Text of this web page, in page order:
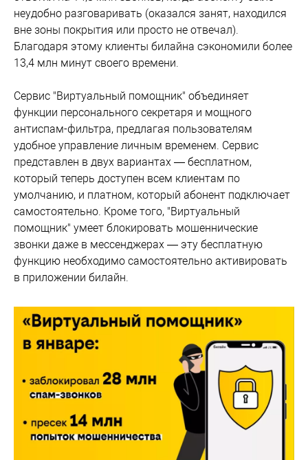
неудобно разговаривать (оказался занят, находился
вне зоны покрытия или просто не отвечал).
Благодаря этому клиенты билайна сэкономили более
13,4 млн минут своего времени.
Сервис "Виртуальный помощник" объединяет
функции персонального секретаря и мощного
антиспам-фильтра, предлагая пользователям
удобное управление личным временем. Сервис
представлен в двух вариантах — бесплатном,
который теперь доступен всем клиентам по
умолчанию, и платном, который абонент подключает
самостоятельно. Кроме того, "Виртуальный
помощник" умеет блокировать мошеннические
звонки даже в мессенджерах — эту бесплатную
функцию необходимо самостоятельно активировать
в приложении билайн.